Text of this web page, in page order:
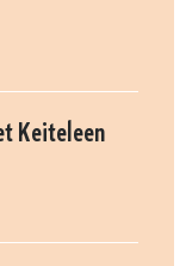
Keiteleen